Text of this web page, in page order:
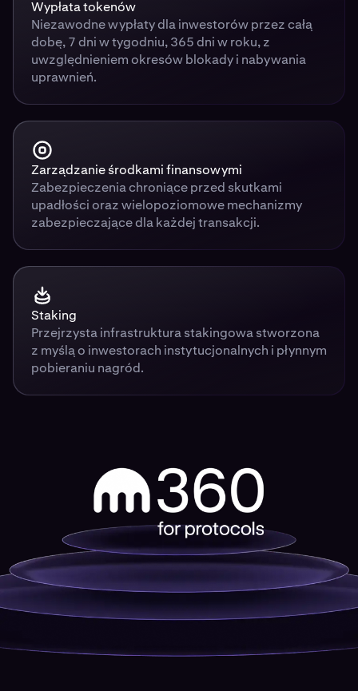
Wypłata tokenów
Niezawodne wypłaty dla inwestorów przez całą
dobę, 7 dni w tygodniu, 365 dni w roku, z
uwzględnieniem okresów blokady i nabywania
uprawnień.
Zarządzanie środkami finansowymi
Zabezpieczenia chroniące przed skutkami
upadłości oraz wielopoziomowe mechanizmy
zabezpieczające dla każdej transakcji.
Staking
Przejrzysta infrastruktura stakingowa stworzona
z myślą o inwestorach instytucjonalnych i płynnym
pobieraniu nagród.